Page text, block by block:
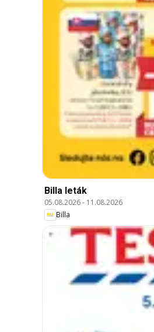
Billa leták
05.08.2026- 11.08.2026
Billa